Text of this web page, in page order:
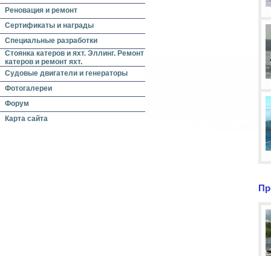
Реновация и ремонт
Сертификаты и награды
Специальные разработки
Стоянка катеров и яхт. Эллинг. Ремонт
катеров и ремонт яхт.
Судовые двигатели и генераторы
Фотогалереи
Форум
Карта сайта